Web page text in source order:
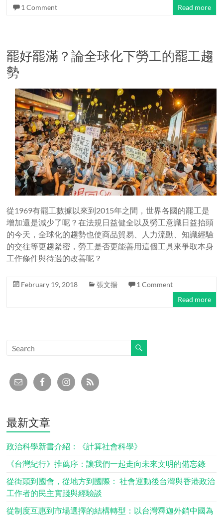
1 Comment
Read more
罷好罷滿？論全球化下勞工的罷工趨
勢
從1969有罷工數據以來到2015年之間，世界各國的罷工是
增加還是減少了呢？在法規日益健全以及勞工意識日益抬頭
的今天，全球化的趨勢也使商品貿易、人力流動、知識經驗
的交往等更趨緊密，勞工是否更能善用這個工具來爭取本身
工作條件與待遇的改善呢？
February 19, 2018 張文揚
1 Comment
Read more
最新文章
政治科學新書介紹：《計算社會科學》
《台灣紀行》推薦序：讓我們一起走向未來文明的備忘錄
從街頭到國會，從地方到國際： 社會運動後台灣與香港政治
工作者的民主實踐與經驗談
從制度互惠到市場選擇的結構轉型：以台灣釋迦外銷中國為